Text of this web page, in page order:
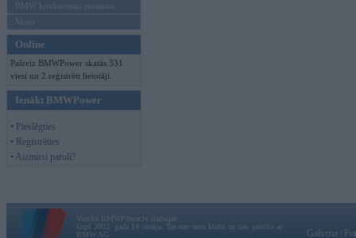
BMW konkurentu jaunumi
Moto
Online
Pašreiz BMWPower skatās 331
viesi un 2 reģistrēti lietotāji.
Ienākt BMWPower
• Pieslēgties
• Reģistrēties
• Aizmirsi paroli?
Vortāls BMWPower.lv darbojas
kopš 2002. gada 14. maija. Tas nav auto klubs un nav saistīts ar
BMW AG.
Galvena